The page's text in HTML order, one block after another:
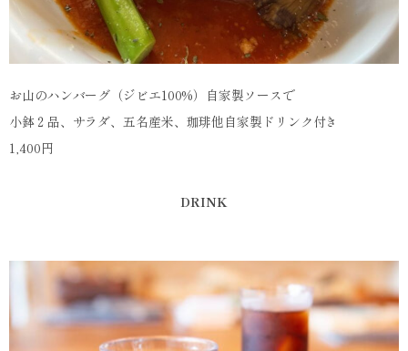
お山のハンバーグ（ジビエ100%）自家製ソースで
小鉢２品、サラダ、五名産米、珈琲他自家製ドリンク付き
1,400円
DRINK